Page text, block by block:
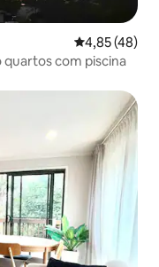
4,85 de uma
4,85 (48)
quartos com piscina